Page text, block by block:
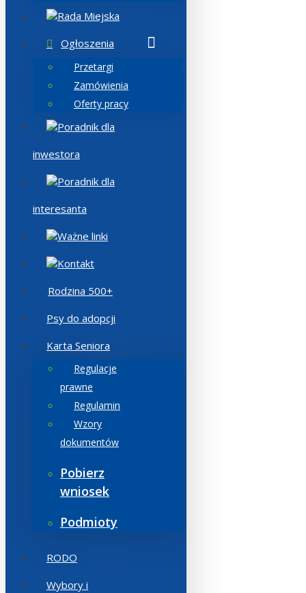
Rada Miejska
Ogłoszenia
Przetargi
Zamówienia
Oferty pracy
Poradnik dla
inwestora
Poradnik dla
interesanta
Ważne linki
Kontakt
Rodzina 500+
Psy do adopcji
Karta Seniora
Regulacje
prawne
Regulamin
Wzory
dokumentów
Pobierz
wniosek
Podmioty
RODO
Wybory i